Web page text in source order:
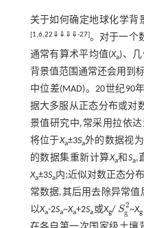
关于如何确定地球化学背
[1,6,22 ⇓ ⇓ ⇓ ⇓-27]。对于一个
通常有算术平均值(Xa)、
背景值范围通常还会用到
中位差(MAD)。20世纪90
据大多服从正态分布或对
景值研究中,常采用拉依
将位于Xa±3Sa外的数据视
的数据集重新计算Xa和 Sa,
Xa±3Sa内;近似对数正态分
常数据,其后用去除异常值
以Xa-2Sa~Xa+2Sa或Xg/ S2
g
Sg2~Xg